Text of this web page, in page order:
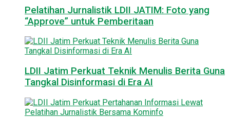
Pelatihan Jurnalistik LDII JATIM: Foto yang
“Approve” untuk Pemberitaan
LDII Jatim Perkuat Teknik Menulis Berita Guna
Tangkal Disinformasi di Era AI